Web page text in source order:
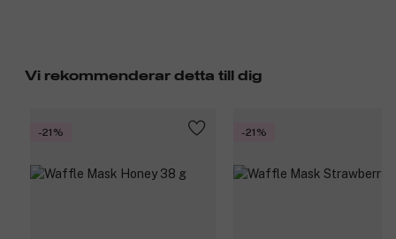
Vi rekommenderar detta till dig
-21% -21%